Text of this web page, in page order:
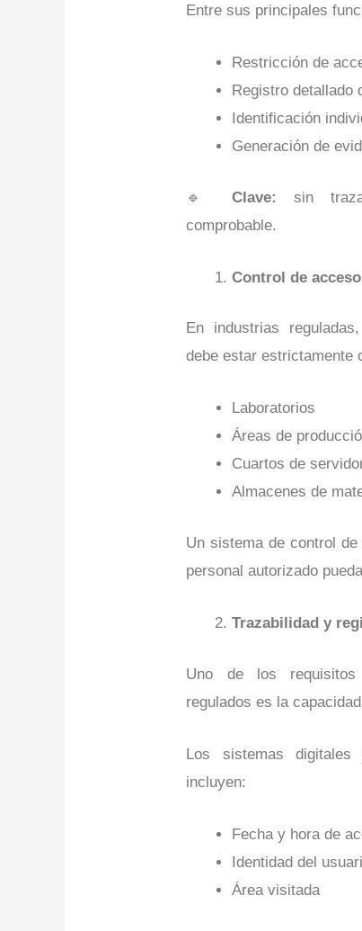
Entre sus principales
Restricción de
Registro detallado
Identificación
Generación de
🔹 Clave: sin
comprobable.
Control de
En industrias
debe estar estrictamente
Laboratorios
Áreas de
Cuartos de
Almacenes de
Un sistema de control
personal autorizado
Trazabilidad y
Uno de los requisitos
regulados es la
Los sistemas digitales
incluyen:
Fecha y hora de
Identidad del
Área visitada